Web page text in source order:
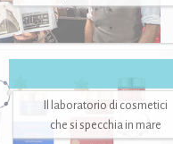
Il laboratorio di cosmetici
che si specchia in mare